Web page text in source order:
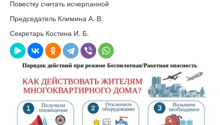
Повестку считать исчерпанной
Председатель Климина А. В.
Секретарь Костина И. Б.